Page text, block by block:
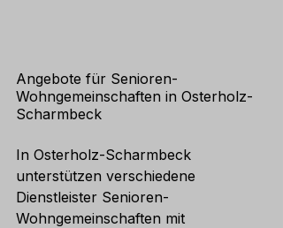
Angebote für Senioren-
Wohngemeinschaften in Osterholz-
Scharmbeck
In Osterholz-Scharmbeck
unterstützen verschiedene
Dienstleister Senioren-
Wohngemeinschaften mit